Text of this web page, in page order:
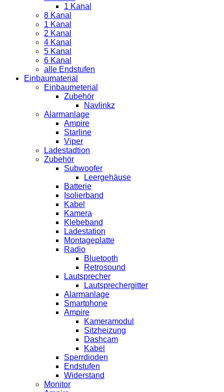
1 Kanal
8 Kanal
1 Kanal
2 Kanal
4 Kanal
5 Kanal
6 Kanal
alle Endstufen
Einbaumaterial
Einbaumeterial
Zubehör
Navlinkz
Alarmanlage
Ampire
Starline
Viper
Ladestadtion
Zubehör
Subwoofer
Leergehäuse
Batterie
Isolierband
Kabel
Kamera
Klebeband
Ladestation
Montageplatte
Radio
Bluetooth
Retrosound
Lautsprecher
Lautsprechergitter
Alarmanlage
Smartphone
Ampire
Kameramodul
Sitzheizung
Dashcam
Kabel
Sperrdioden
Endstufen
Widerstand
Monitor